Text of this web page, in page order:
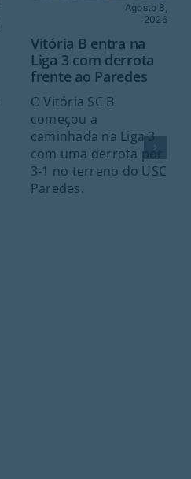
Agosto 8,
2026
Vitória B entra na
Liga 3 com derrota
frente ao Paredes
O Vitória SC B
começou a
caminhada na Liga 3
com uma derrota por
3-1 no terreno do USC
Paredes.